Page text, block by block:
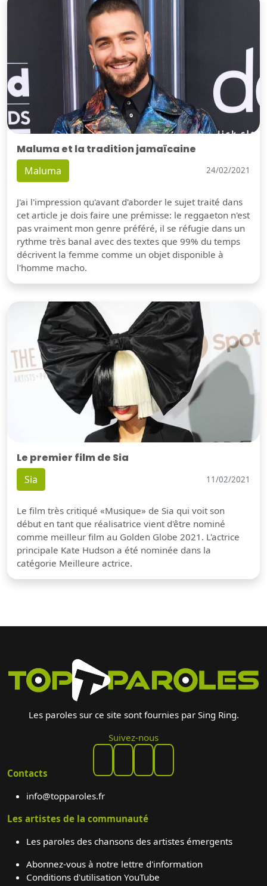
Maluma et la tradition jamaïcaine
Maluma 24/02/2021
J'ai l'impression qu'avant d'aborder le sujet traité dans
cet article je dois faire une prémisse: le reggaeton n'est
pas vraiment mon genre préféré, il se réfugie dans un
rythme très banal avec des textes que 99% du temps
décrivent la femme comme un objet disponible à
l'homme macho.
Le premier film de Sia
Sia 11/02/2021
Le film très critiqué «Musique» de Sia qui voit son
début en tant que réalisatrice vient d'être nominé
comme meilleur film au Golden Globe 2021. L'actrice
principale Kate Hudson a été nominée dans la
catégorie Meilleure actrice.
Les paroles sur ce site sont fournies par Sing Ring.
Suivez-nous
Contacts
info@topparoles.fr
Les artistes de la communauté
Les paroles des chansons des artistes émergents
Abonnez-vous à notre lettre d'information
Conditions d'utilisation YouTube